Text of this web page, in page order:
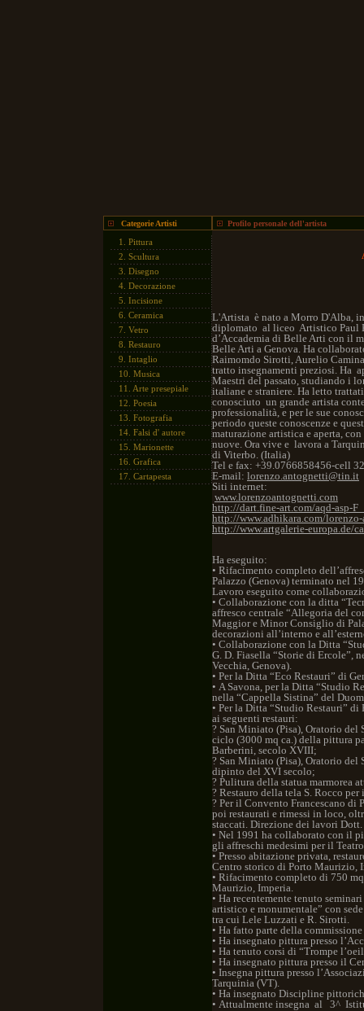
Categorie Artisti
1. Pittura
2. Scultura
3. Disegno
4. Decorazione
5. Incisione
6. Ceramica
7. Vetro
8. Restauro
9. Intaglio
10. Musica
11. Arte presepiale
12. Poesia
13. Fotografia
14. Falsi d' autore
15. Marionette
16. Grafica
17. Cartapesta
Profilo personale dell'artista
L'Artista è nato a Morro D'Alba,
diplomato al liceo Artistico Paul
d’Accademia di Belle Arti con il
Belle Arti a Genova. Ha
Raimomdo Sirotti, Aurelio
tratto insegnamenti preziosi. Ha
Maestri del passato, studiando i
italiane e straniere. Ha letto
conosciuto un grande artista
professionalità, e per le sue
periodo queste conoscenze e
maturazione artistica e aperta,
nuove. Ora vive e lavora a
di Viterbo. (Italia)
Tel e fax: +39.0766858456-cell
E-mail: lorenzo.antognetti@tin.it
Siti internet:
www.lorenzoantognetti.com
http://dart.fine-art.com/aqd-asp-
http://www.adhikara.com/
http://www.artgalerie-europa.de/
Ha eseguito:
• Rifacimento completo
Palazzo (Genova) terminato nel
Lavoro eseguito come
• Collaborazione con la ditta
affresco centrale “Allegoria del
Maggior e Minor Consiglio di
decorazioni all’interno e
• Collaborazione con la Ditta
G. D. Fiasella “Storie di Ercole”,
Vecchia, Genova).
• Per la Ditta “Eco Restauri” di
• A Savona, per la Ditta “Studio
nella “Cappella Sistina” del
• Per la Ditta “Studio Restauri”
ai seguenti restauri:
? San Miniato (Pisa), Oratorio del
ciclo (3000 mq ca.) della pittura
Barberini, secolo XVIII;
? San Miniato (Pisa), Oratorio del
dipinto del XVI secolo;
? Pulitura della statua marmorea
? Restauro della tela S. Rocco
? Per il Convento Francescano di
poi restaurati e rimessi in loco,
staccati. Direzione dei lavori
• Nel 1991 ha collaborato con il
gli affreschi medesimi per il
• Presso abitazione privata,
Centro storico di Porto Maurizio,
• Rifacimento completo di 750
Maurizio, Imperia.
• Ha recentemente tenuto
artistico e monumentale” con
tra cui Lele Luzzati e R. Sirotti.
• Ha fatto parte della
• Ha insegnato pittura presso
• Ha tenuto corsi di “Trompe
• Ha insegnato pittura presso il
• Insegna pittura presso
Tarquinia (VT).
• Ha insegnato Discipline
• Attualmente insegna al 3^